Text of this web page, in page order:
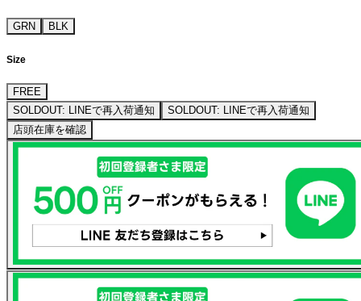
GRN BLK
Size
FREE
SOLDOUT: LINEで再入荷通知
SOLDOUT: LINEで再入荷通知
店頭在庫を確認